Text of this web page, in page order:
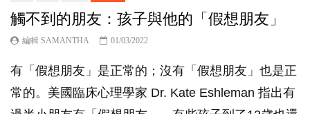
觸不到的朋友：孩子與他的「假想朋友」
編輯 SAMANTHA 01/03/2022
有「假想朋友」是正常的；沒有「假想朋友」也是正
常的。美國臨床心理學家 Dr. Kate Eshleman 指出有